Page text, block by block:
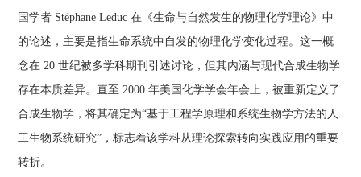
国学者 Stéphane Leduc 在《生命与自然发生的物理化学理论》中
的论述，主要是指生命系统中自发的物理化学变化过程。这一概
念在 20 世纪被多学科期刊引述讨论，但其内涵与现代合成生物学
存在本质差异。直至 2000 年美国化学学会年会上，被重新定义了
合成生物学，将其确定为“基于工程学原理和系统生物学方法的人
工生物系统研究”，标志着该学科从理论探索转向实践应用的重要
转折。